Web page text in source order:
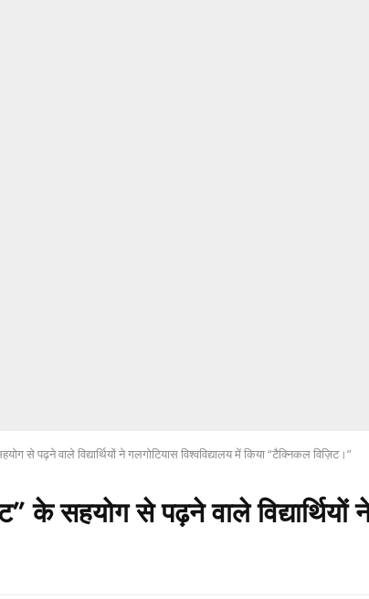
से पढ़ने वाले विद्यार्थियों ने गलगोटियास विश्वविद्यालय में किया “टैक्निकल विज़िट।”
सहयोग से पढ़ने वाले विद्यार्थियों ने